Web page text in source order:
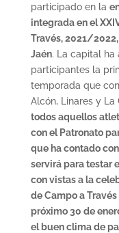
participado en la
integrada en el
Través, 2021/
Jaén. La capital ha
participantes la
temporada que
Alcón, Linares y La
todos aquellos
con el Patronato
que ha contado
servirá para testar
con vistas a la
de Campo a
próximo 30 de
el buen clima de